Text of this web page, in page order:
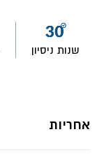
שנות ניסיון
אחריות